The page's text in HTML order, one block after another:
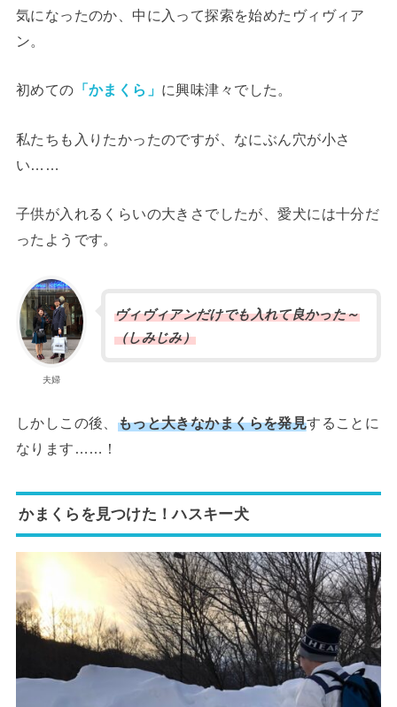
気になったのか、中に入って探索を始めたヴィヴィア
ン。
初めての 「かまくら」 に興味津々でした。
私たちも入りたかったのですが、なにぶん穴が小さ
い……
子供が入れるくらいの大きさでしたが、愛犬には十分だ
ったようです。
夫婦
ヴィヴィアンだけでも入れて良かった～
（しみじみ）
しかしこの後、 もっと大きなかまくらを発見することに
なります……！
かまくらを見つけた！ハスキー犬